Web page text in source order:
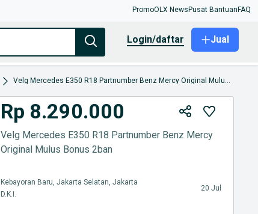
PromoOLX News Pusat Bantuan FAQ
login/daftar Jual
Velg Mercedes E350 R18 Partnumber Benz Mercy Original Mulus Bonus 2ban
Rp 8.290.000
Velg Mercedes E350 R18 Partnumber Benz Mercy
Original Mulus Bonus 2ban
Kebayoran Baru, Jakarta Selatan, Jakarta
D.K.I.
20 Jul